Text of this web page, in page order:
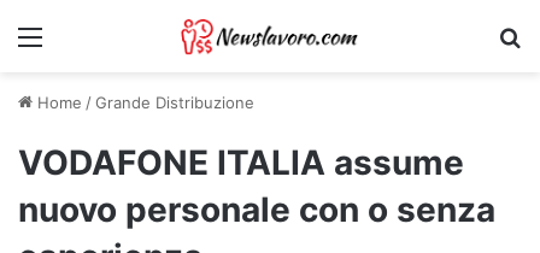
Menu
Home /Grande Distribuzione
VODAFONE ITALIA assume
nuovo personale con o senza